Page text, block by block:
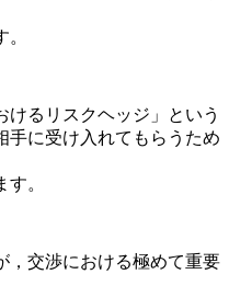
けるリスクヘッジ」という
手に受け入れてもらうため
。
，交渉における極めて重要